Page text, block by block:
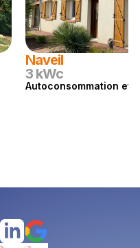
Naveil
3 kWc
Autoconsommation et